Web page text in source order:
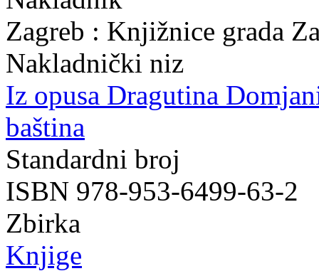
Zagreb : Knjižnice grada
Nakladnički niz
Iz opusa Dragutina
baština
Standardni broj
ISBN 978-953-6499-63-2
Zbirka
Knjige